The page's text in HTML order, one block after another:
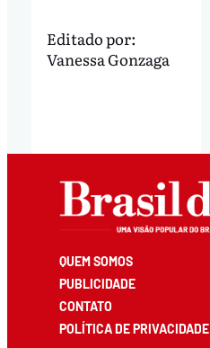
Editado por:
Vanessa Gonzaga
QUEM SOMOS
PUBLICIDADE
CONTATO
POLÍTICA DE PRIVACIDADE